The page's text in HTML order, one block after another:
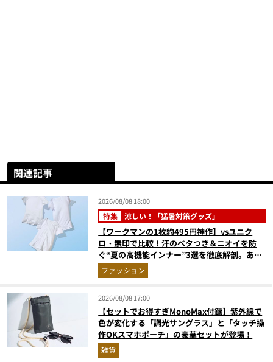
関連記事
2026/08/08 18:00
特集 涼しい！「猛暑対策グッズ」
【ワークマンの1枚約495円神作】vsユニク
ロ・無印で比較！汗のベタつき＆ニオイを防
ぐ“夏の高機能インナー”3選を徹底解剖。あな
たに最適な1着は？
ファッション
2026/08/08 17:00
【セットでお得すぎMonoMax付録】紫外線で
色が変化する「調光サングラス」と「タッチ操
作OKスマホポーチ」の豪華セットが登場！
雑貨